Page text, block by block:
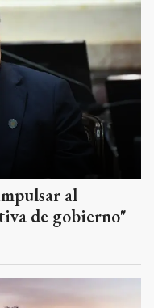
al
de gobierno"